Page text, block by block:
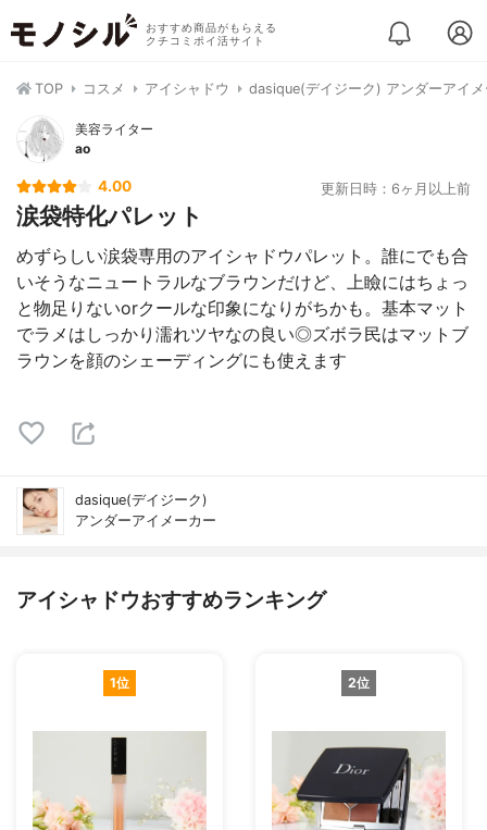
おすすめ商品がもらえる
クチコミポイ活サイト
TOP コスメ アイシャドウ dasique(デイジーク) アンダーアイ
美容ライター
ao
4.00 更新日時：6ヶ月以上前
涙袋特化パレット
めずらしい涙袋専用のアイシャドウパレット。誰にでも合
いそうなニュートラルなブラウンだけど、上瞼にはちょっ
と物足りないorクールな印象になりがちかも。基本マット
でラメはしっかり濡れツヤなの良い◎ズボラ民はマットブ
ラウンを顔のシェーディングにも使えます
dasique(デイジーク)
アンダーアイメーカー
アイシャドウおすすめランキング
1位 2位